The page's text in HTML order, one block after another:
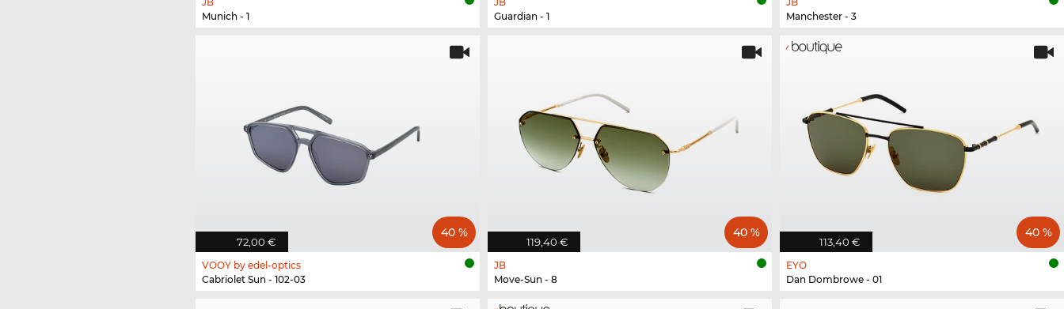
Munich - 1
Guardian - 1
Manchester - 3
72,00 €
40 %
VOOY by edel-optics
Cabriolet Sun - 102-03
119,40 €
40 %
JB
Move-Sun - 8
113,40 €
40 %
EYO
Dan Dombrowe - 01